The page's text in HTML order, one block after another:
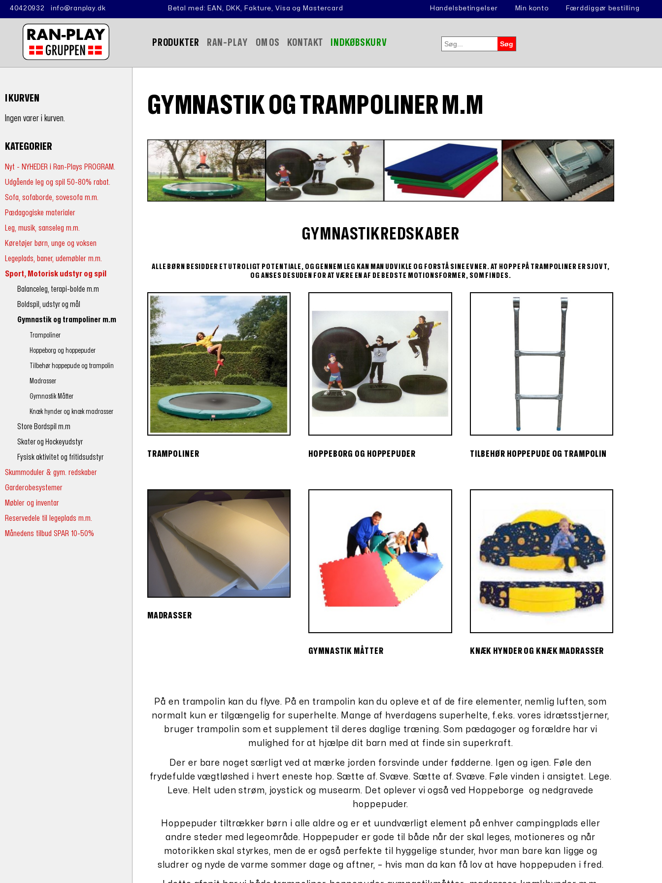
40420932 info@ranplay.dk Betal med: EAN, DKK, Fakture, Visa og Mastercard Handelsbetingelser Min konto Færddiggør bestilling
PRODUKTER RAN-PLAY OM OS KONTAKT INDKØBSKURV
I KURVEN
Ingen varer i kurven.
KATEGORIER
Nyt - NYHEDER i Ran-Plays PROGRAM.
Udgående leg og spil 50-80% rabat.
Sofa, sofaborde, sovesofa m.m.
Pædagogiske materialer
Leg, musik, sanseleg m.m.
Køretøjer børn, unge og voksen
Legeplads, baner, udemøbler m.m.
Sport, Motorisk udstyr og spil
Balanceleg, terapi-bolde m.m
Boldspil, udstyr og mål
Gymnastik og trampoliner m.m
Trampoliner
Hoppeborg og hoppepuder
Tilbehør hoppepude og trampolin
Madrasser
Gymnastik Måtter
Knæk hynder og knæk madrasser
Store Bordspil m.m
Skater og Hockeyudstyr
Fysisk aktivitet og fritidsudstyr
Skummoduler & gym. redskaber
Garderobesystemer
Møbler og inventar
Reservedele til legeplads m.m.
Månedens tilbud SPAR 10-50%
GYMNASTIK OG TRAMPOLINER M.M
GYMNASTIKREDSKABER
ALLE BØRN BESIDDER ET UTROLIGT POTENTIALE, OG GENNEM LEG KAN MAN UDVIKLE OG FORSTÅ SINE EVNER. AT HOPPE PÅ TRAMPOLINER ER SJOVT,
OG ANSES DESUDEN FOR AT VÆRE EN AF DE BEDSTE MOTIONSFORMER, SOM FINDES.
TRAMPOLINER HOPPEBORG OG HOPPEPUDER TILBEHØR HOPPEPUDE OG TRAMPOLIN
MADRASSER
GYMNASTIK MÅTTER KNÆK HYNDER OG KNÆK MADRASSER
På en trampolin kan du flyve. På en trampolin kan du opleve et af de fire elementer, nemlig luften, som
normalt kun er tilgængelig for superhelte. Mange af hverdagens superhelte, f.eks. vores idrætsstjerner,
bruger trampolin som et supplement til deres daglige træning. Som pædagoger og forældre har vi
mulighed for at hjælpe dit barn med at finde sin superkraft.
Der er bare noget særligt ved at mærke jorden forsvinde under fødderne. Igen og igen. Føle den
frydefulde vægtløshed i hvert eneste hop. Sætte af. Svæve. Sætte af. Svæve. Føle vinden i ansigtet. Lege.
Leve. Helt uden strøm, joystick og musearm. Det oplever vi også ved Hoppeborge og nedgravede
hoppepuder.
Hoppepuder tiltrækker børn i alle aldre og er et uundværligt element på enhver campingplads eller
andre steder med legeområde. Hoppepuder er gode til både når der skal leges, motioneres og når
motorikken skal styrkes, men de er også perfekte til hyggelige stunder, hvor man bare kan ligge og
sludrer og nyde de varme sommer dage og aftner, – hvis man da kan få lov at have hoppepuden i fred.